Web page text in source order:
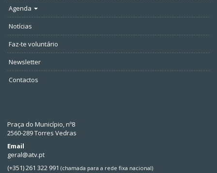
Agenda
Notícias
Faz-te voluntário
Newsletter
Contactos
Praça do Município, nº8
2560-289 Torres Vedras
Email
geral@atv.pt
(+351) 261 322 991 (chamada para a rede fixa nacional)